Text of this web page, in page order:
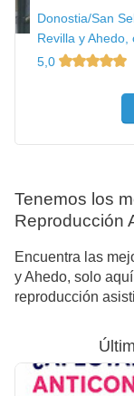
Donostia/San
Revilla y Ahedo,
5,0
Tenemos los
Reproducción
Encuentra las
y Ahedo, solo
reproducción